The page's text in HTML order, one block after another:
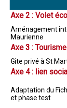
Axe 2 : Volet
Aménagement
Maurienne
Axe 3 :
Gite privé à St
Axe 4 : lien
Adaptation du
et phase test